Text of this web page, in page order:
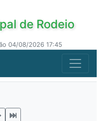
de Rodeio
04/08/2026 17:45